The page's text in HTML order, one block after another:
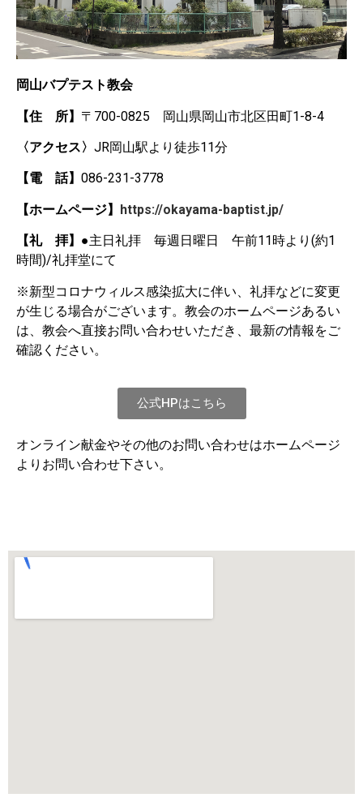
岡山バプテスト教会
【住 所】 〒 700-0825 岡山県岡山市北区田町1-8-4
〈アクセス〉 JR岡山駅より徒歩11分
【電 話】 086-231-3778
【ホームページ】 https://okayama-baptist.jp/
【礼 拝】 ●主日礼拝 毎週日曜日 午前11時より(約1
時間)/礼拝堂にて
※新型コロナウィルス感染拡大に伴い、礼拝などに変更
が生じる場合がございます。教会のホームページあるい
は、教会へ直接お問い合わせいただき、最新の情報をご
確認ください。
公式HPはこちら
オンライン献金やその他のお問い合わせはホームページ
よりお問い合わせ下さい。